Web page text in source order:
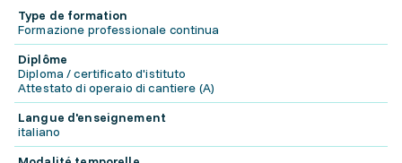
Type de formation
Formazione professionale continua
Diplôme
Diploma / certificato d'istituto
Attestato di operaio di cantiere (A)
Langue d'enseignement
italiano